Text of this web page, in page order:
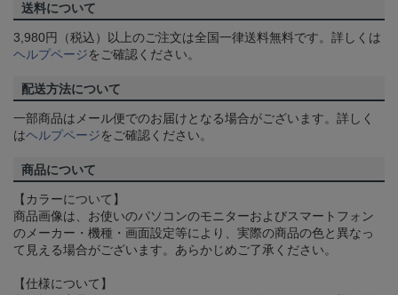
送料について
3,980円（税込）以上のご注文は全国一律送料無料です。詳しくは
ヘルプページをご確認ください。
配送方法について
一部商品はメール便でのお届けとなる場合がございます。詳しく
はヘルプページをご確認ください。
商品について
【カラーについて】
商品画像は、お使いのパソコンのモニターおよびスマートフォン
のメーカー・機種・画面設定等により、実際の商品の色と異なっ
て見える場合がございます。あらかじめご了承ください。
【仕様について】